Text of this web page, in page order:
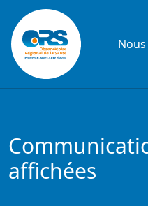
Aller au contenu principal
affichées